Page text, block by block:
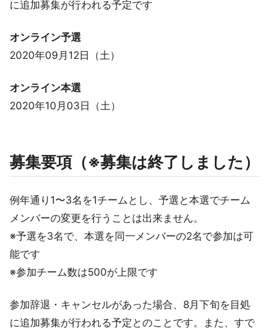
に追加募集が行われる予定です
オンライン予選
2020年09月12日（土）
オンライン本選
2020年10月03日（土）
募集要項（※募集は終了しました）
例年通り1〜3名を1チームとし、予選と本選でチーム
メンバーの変更を行うことは出来ません。
※予選を3名で、本選を同一メンバーの2名で参加は可
能です
※参加チーム数は500が上限です
参加辞退・キャンセルがあった場合、8月下旬を目処
に追加募集が行われる予定とのことです。また、すで